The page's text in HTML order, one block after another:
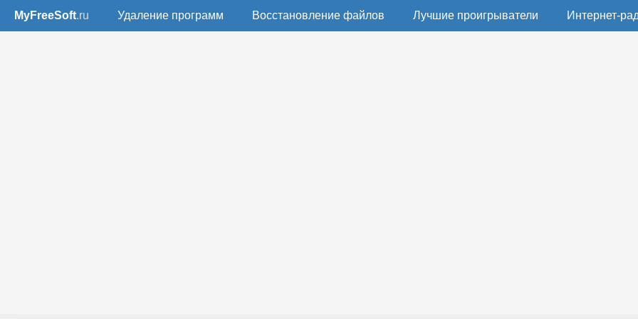
MyFreeSoft.ru Удаление программ Восстановление файлов Лучшие проигрыватели Интернет-